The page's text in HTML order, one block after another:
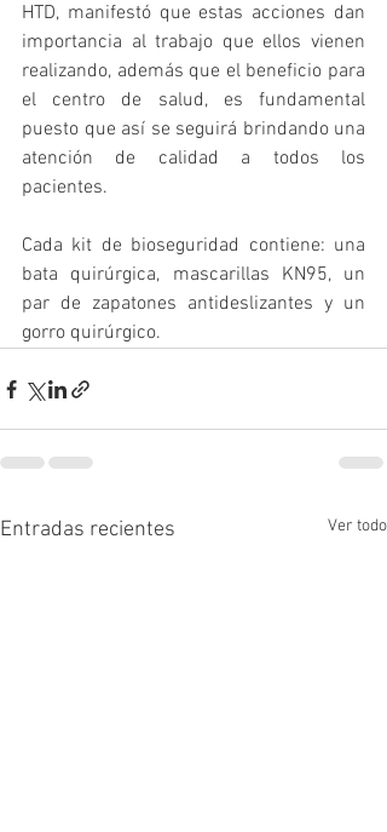
HTD, manifestó que estas acciones dan
importancia al trabajo que ellos vienen
realizando, además que el beneficio para
el centro de salud, es fundamental
puesto que así se seguirá brindando una
atención de calidad a todos los
pacientes.
Cada kit de bioseguridad contiene: una
bata quirúrgica, mascarillas KN95, un
par de zapatones antideslizantes y un
gorro quirúrgico.
Entradas recientes Ver todo